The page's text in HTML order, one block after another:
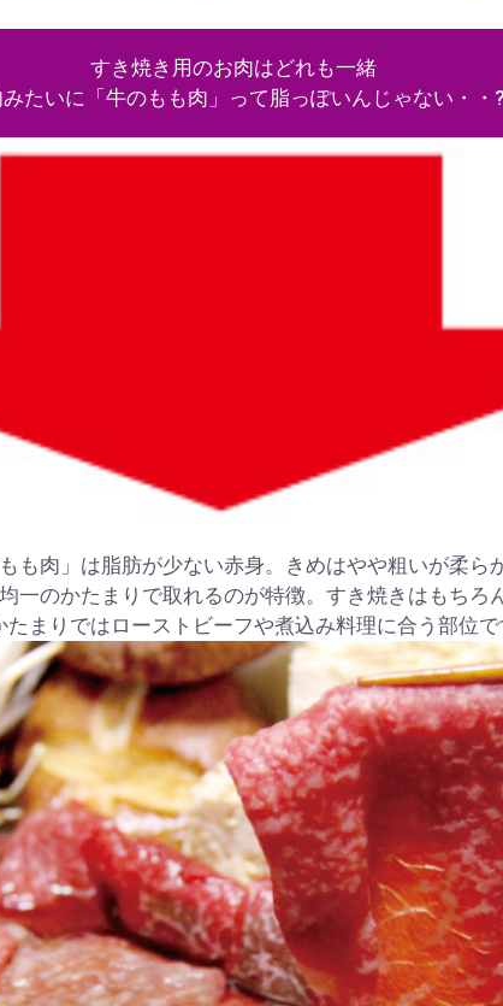
すき焼き用のお肉はどれも一緒
たいに「牛のもも肉」って脂っぽいんじゃない・・
も肉」は脂肪が少ない赤身。きめはやや粗いが柔ら
一のかたまりで取れるのが特徴。すき焼きはもちろ
たまりではローストビーフや煮込み料理に合う部位